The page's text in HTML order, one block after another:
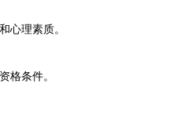
理素质。
条件。